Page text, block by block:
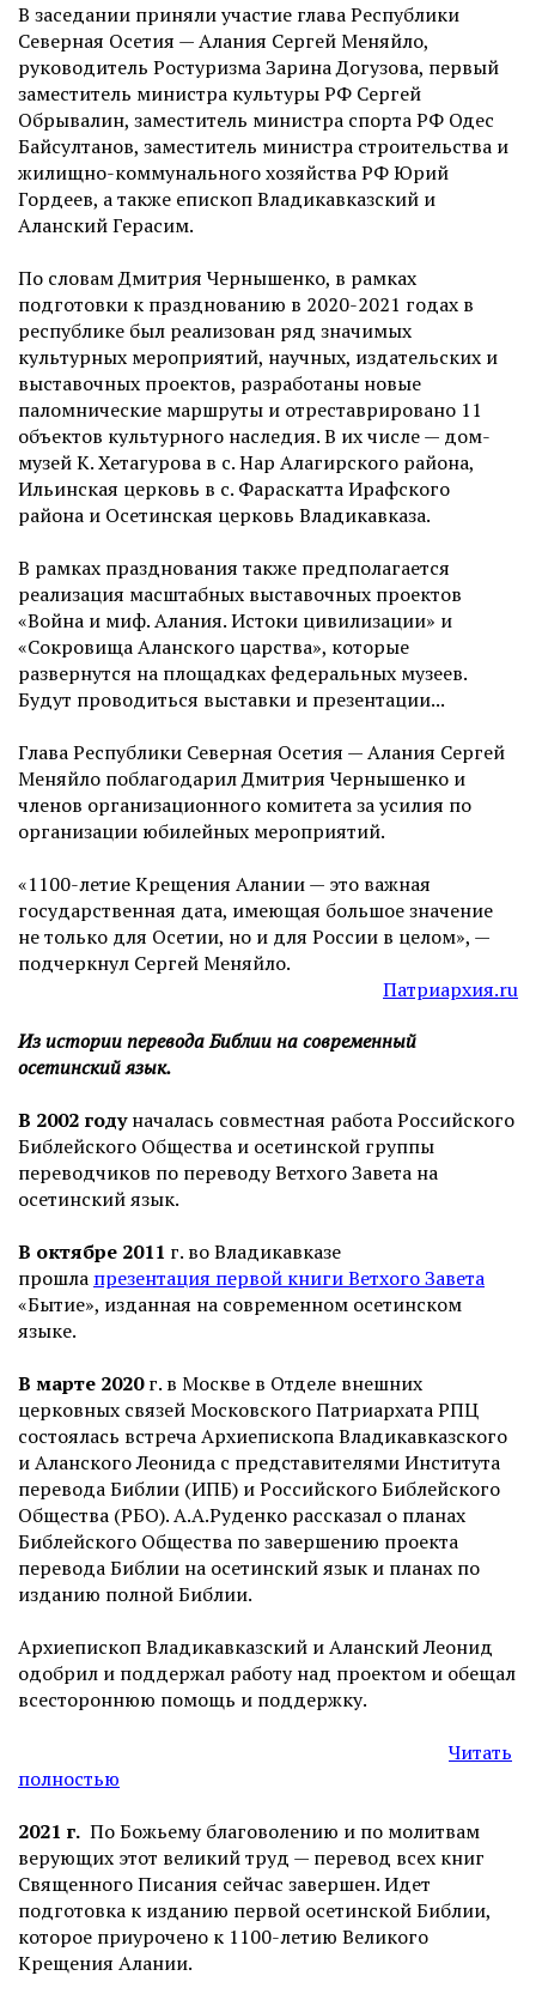
В заседании приняли участие глава Республики
Северная Осетия — Алания Сергей Меняйло,
руководитель Ростуризма Зарина Догузова, первый
заместитель министра культуры РФ Сергей
Обрывалин, заместитель министра спорта РФ Одес
Байсултанов, заместитель министра строительства и
жилищно-коммунального хозяйства РФ Юрий
Гордеев, а также епископ Владикавказский и
Аланский Герасим.
По словам Дмитрия Чернышенко, в рамках
подготовки к празднованию в 2020-2021 годах в
республике был реализован ряд значимых
культурных мероприятий, научных, издательских и
выставочных проектов, разработаны новые
паломнические маршруты и отреставрировано 11
объектов культурного наследия. В их числе — дом-
музей К. Хетагурова в с. Нар Алагирского района,
Ильинская церковь в с. Фараскатта Ирафского
района и Осетинская церковь Владикавказа.
В рамках празднования также предполагается
реализация масштабных выставочных проектов
«Война и миф. Алания. Истоки цивилизации» и
«Сокровища Аланского царства», которые
развернутся на площадках федеральных музеев.
Будут проводиться выставки и презентации...
Глава Республики Северная Осетия — Алания Сергей
Меняйло поблагодарил Дмитрия Чернышенко и
членов организационного комитета за усилия по
организации юбилейных мероприятий.
«1100-летие Крещения Алании — это важная
государственная дата, имеющая большое значение
не только для Осетии, но и для России в целом», —
подчеркнул Сергей Меняйло.
Патриархия.ru
Из истории перевода Библии на современный
осетинский язык.
В 2002 годуначалась совместная работа Российского
Библейского Общества и осетинской группы
переводчиков по переводу Ветхого Завета на
осетинский язык.
В октябре 2011 г. во Владикавказе
прошла презентация первой книги Ветхого Завета
«Бытие», изданная на современном осетинском
языке.
В марте 2020г. в Москве в Отделе внешних
церковных связей Московского Патриархата РПЦ
состоялась встреча Архиепископа Владикавказского
и Аланского Леонида с представителями Института
перевода Библии (ИПБ) и Российского Библейского
Общества (РБО). А.А.Руденко рассказал о планах
Библейского Общества по завершению проекта
перевода Библии на осетинский язык и планах по
изданию полной Библии.
Архиепископ Владикавказский и Аланский Леонид
одобрил и поддержал работу над проектом и обещал
всестороннюю помощь и поддержку.
Читать
полностью
2021 г. По Божьему благоволению и по молитвам
верующих этот великий труд — перевод всех книг
Священного Писания сейчас завершен. Идет
подготовка к изданию первой осетинской Библии,
которое приурочено к 1100-летию Великого
Крещения Алании.